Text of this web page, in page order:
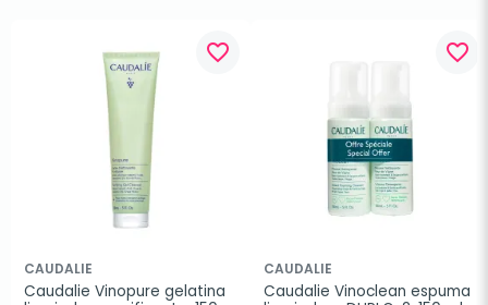
favorite_border
CAUDALIE
Caudalie Vinopure gelatina
favorite_border
CAUDALIE
Caudalie Vinoclean espuma